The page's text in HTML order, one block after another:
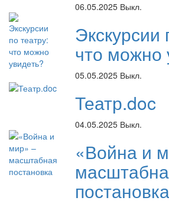
06.05.2025 Выкл.
Экскурсии
что можно
05.05.2025 Выкл.
Театр.doc
04.05.2025 Выкл.
«Война и
постановка